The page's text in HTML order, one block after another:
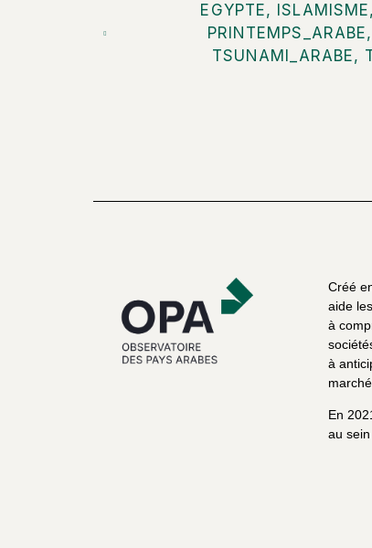
EGYPTE, ISLAMISME,
PRINTEMPS_ARABE
TSUNAMI_ARABE,
Créé
aide
à
à
En
au